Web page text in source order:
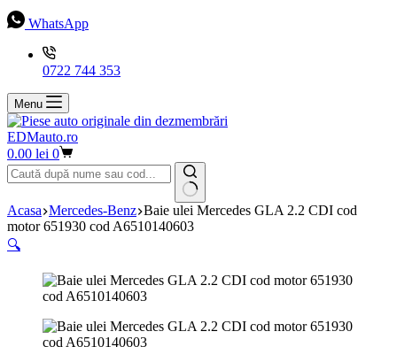
WhatsApp
0722 744 353
Menu
EDMauto.ro
Coș
de
cumpărături
0.00 lei 0
Niciun
rezultat
Acasa Mercedes-Benz Baie ulei Mercedes GLA 2.2 CDI cod
motor 651930 cod A6510140603
🔍